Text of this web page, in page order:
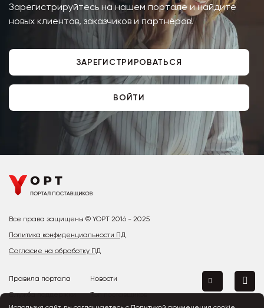
Зарегистрируйтесь на нашем портале и найдите
новых клиентов, заказчиков и партнёров!
ЗАРЕГИСТРИРОВАТЬСЯ
ВОЙТИ
Все права защищены © YOPT 2016 - 2025
Политика конфиденциальности ПД
Согласие на обработку ПД
Правила портала
Служба поддержки
Новости
Топ поставщиков